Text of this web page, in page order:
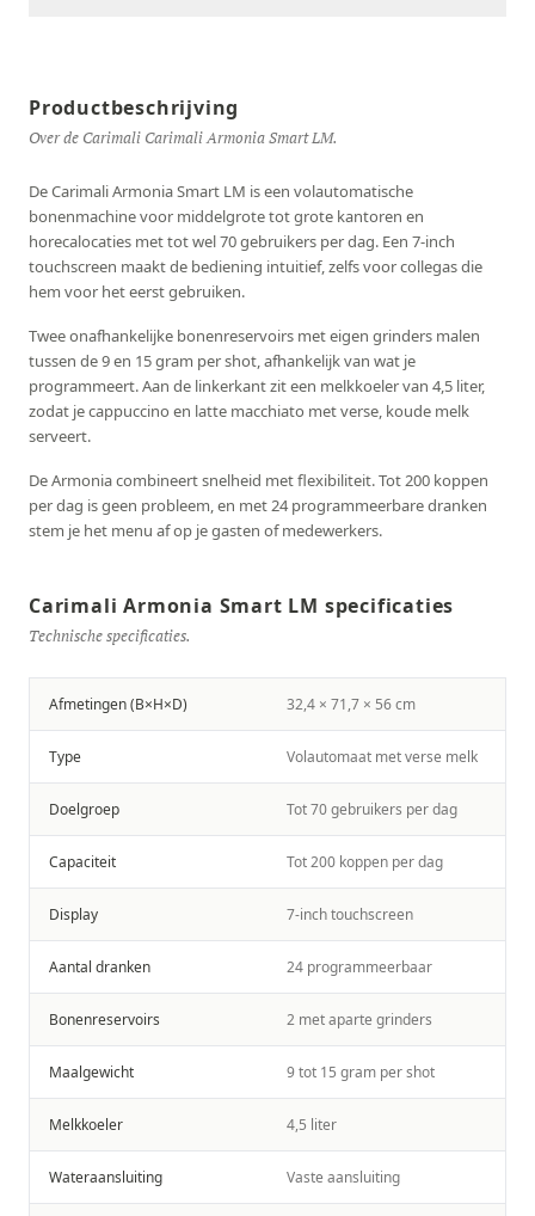
Productbeschrijving
Over de Carimali Carimali Armonia Smart LM.
De Carimali Armonia Smart LM is een volautomatische
bonenmachine voor middelgrote tot grote kantoren en
horecalocaties met tot wel 70 gebruikers per dag. Een 7-inch
touchscreen maakt de bediening intuitief, zelfs voor collegas die
hem voor het eerst gebruiken.
Twee onafhankelijke bonenreservoirs met eigen grinders malen
tussen de 9 en 15 gram per shot, afhankelijk van wat je
programmeert. Aan de linkerkant zit een melkkoeler van 4,5 liter,
zodat je cappuccino en latte macchiato met verse, koude melk
serveert.
De Armonia combineert snelheid met flexibiliteit. Tot 200 koppen
per dag is geen probleem, en met 24 programmeerbare dranken
stem je het menu af op je gasten of medewerkers.
Carimali Armonia Smart LM specificaties
Technische specificaties.
Afmetingen (B×H×D) 32,4 × 71,7 × 56 cm
Type Volautomaat met verse melk
Doelgroep Tot 70 gebruikers per dag
Capaciteit Tot 200 koppen per dag
Display 7-inch touchscreen
Aantal dranken 24 programmeerbaar
Bonenreservoirs 2 met aparte grinders
Maalgewicht 9 tot 15 gram per shot
Melkkoeler 4,5 liter
Wateraansluiting Vaste aansluiting